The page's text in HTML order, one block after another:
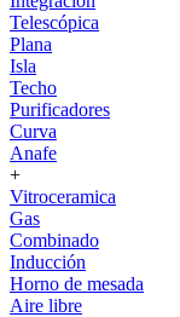
Telescópica
Plana
Isla
Techo
Purificadores
Curva
Anafe
+
Vitroceramica
Gas
Combinado
Inducción
Horno de mesada
Aire libre